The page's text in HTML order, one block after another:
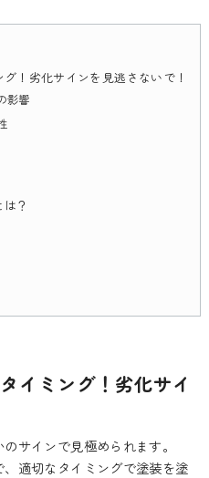
！劣化サインを見逃さないで！
影響
？
イミング！劣化サイ
サインで見極められます。
適切なタイミングで塗装を塗